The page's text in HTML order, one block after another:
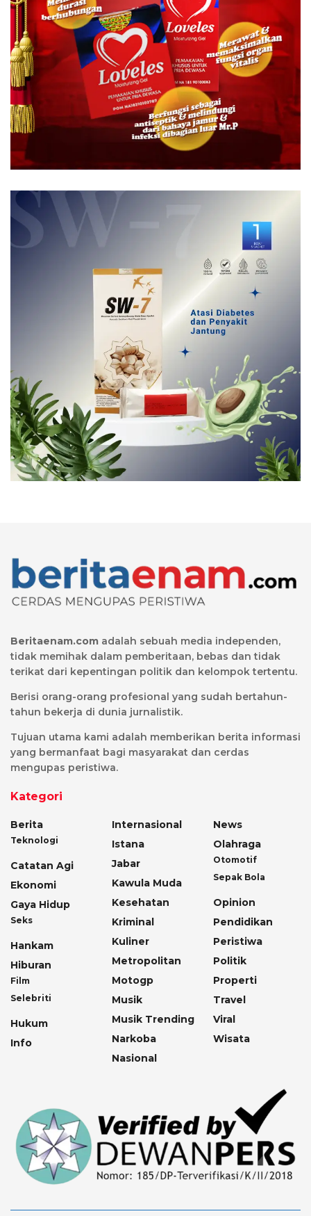
Beritaenam.com adalah sebuah media independen,
tidak memihak dalam pemberitaan, bebas dan tidak
terikat dari kepentingan politik dan kelompok tertentu.
Berisi orang-orang profesional yang sudah bertahun-
tahun bekerja di dunia jurnalistik.
Tujuan utama kami adalah memberikan berita informasi
yang bermanfaat bagi masyarakat dan cerdas
mengupas peristiwa.
Kategori
Berita
Teknologi
Catatan Agi
Ekonomi
Gaya Hidup
Seks
Hankam
Hiburan
Film
Selebriti
Hukum
Info
Internasional
Istana
Jabar
Kawula Muda
Kesehatan
Kriminal
Kuliner
Metropolitan
Motogp
Musik
Musik Trending
Narkoba
Nasional
News
Olahraga
Otomotif
Sepak Bola
Opinion
Pendidikan
Peristiwa
Politik
Properti
Travel
Viral
Wisata